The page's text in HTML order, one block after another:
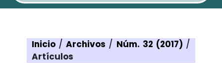
Inicio / Archivos / Núm. 32 (2017) /
Artículos